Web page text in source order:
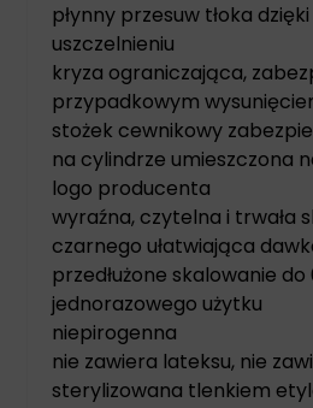
płynny przesuw tłoka
uszczelnieniu
kryza ograniczająca,
przypadkowym
stożek cewnikowy
na cylindrze umieszczona
logo producenta
wyraźna, czytelna i trwała
czarnego ułatwiająca
przedłużone skalowanie do
jednorazowego użytku
niepirogenna
nie zawiera lateksu, nie
sterylizowana tlenkiem